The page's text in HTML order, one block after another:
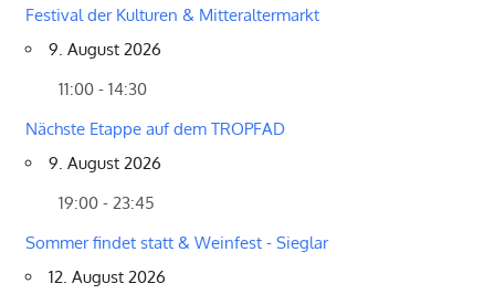
Festival der Kulturen & Mitteraltermarkt
9. August 2026
11:00 - 14:30
Nächste Etappe auf dem TROPFAD
9. August 2026
19:00 - 23:45
Sommer findet statt & Weinfest - Sieglar
12. August 2026